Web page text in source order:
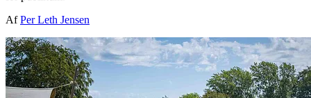
AfPer Leth Jensen